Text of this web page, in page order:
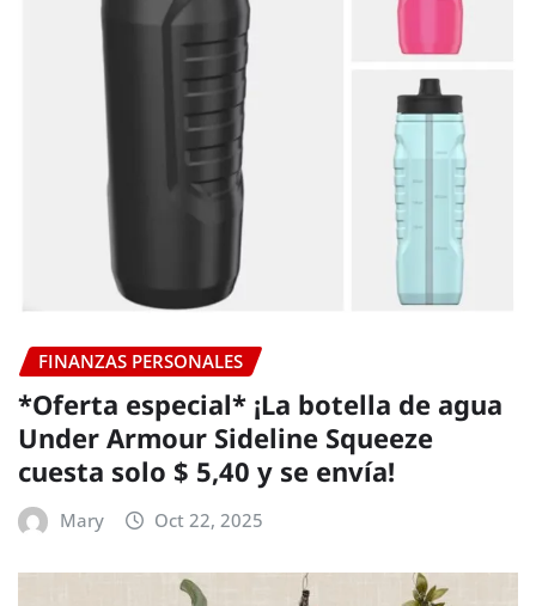
FINANZAS PERSONALES
*Oferta especial* ¡La botella de agua
Under Armour Sideline Squeeze
cuesta solo $ 5,40 y se envía!
Mary Oct 22, 2025